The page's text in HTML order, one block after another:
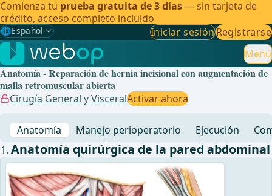
Comienza tu prueba gratuita de 3 días— sin tarjeta de
crédito, acceso completo incluido
🌐Español
Gewählte Sprache: Español
🇩🇪 Alemán
🇬🇧Inglés
🇪🇸Español ✓
🇧🇷Brasileño
Iniciar sesiónRegistrarse
Menú
Anatomía - Reparación de hernia incisional con augmentación de
malla retromuscular abierta
Cirugía General y VisceralActivar ahora
Anatomía Manejo perioperatorio Ejecución
Anatomía quirúrgica de la pared abdominal